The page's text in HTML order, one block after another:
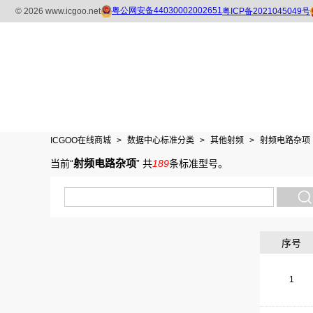
ICGOO在线商城 > 数据中心标准分类 > 其他射频 > 射频电路杂项
当前“射频电路杂项” 共189条标准型号。
序号
1